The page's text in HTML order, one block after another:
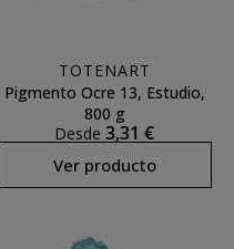
TOTENART
Pigmento Ocre 13, Estudio,
800 g
Desde 3,31 €
Ver producto